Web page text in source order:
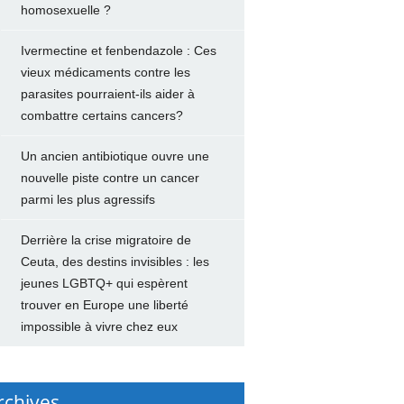
homosexuelle ?
Ivermectine et fenbendazole : Ces
vieux médicaments contre les
parasites pourraient-ils aider à
combattre certains cancers?
Un ancien antibiotique ouvre une
nouvelle piste contre un cancer
parmi les plus agressifs
Derrière la crise migratoire de
Ceuta, des destins invisibles : les
jeunes LGBTQ+ qui espèrent
trouver en Europe une liberté
impossible à vivre chez eux